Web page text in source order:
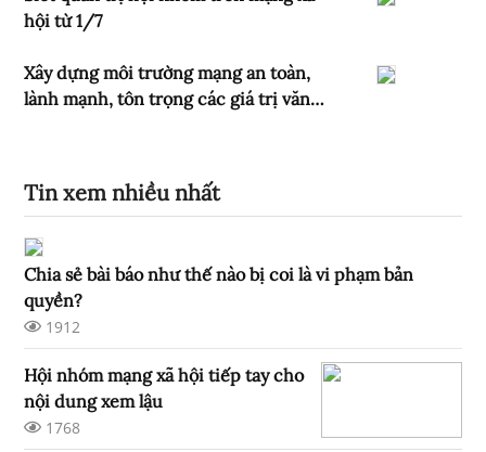
sử dụng dịch vụ Internet và thông tin
hội từ 1/7
Xây dựng môi trường mạng an toàn,
lành mạnh, tôn trọng các giá trị văn
Tin xem nhiều nhất
Chia sẻ bài báo như thế nào bị coi là vi phạm bản
quyền?
1912
Hội nhóm mạng xã hội tiếp tay cho
nội dung xem lậu
1768